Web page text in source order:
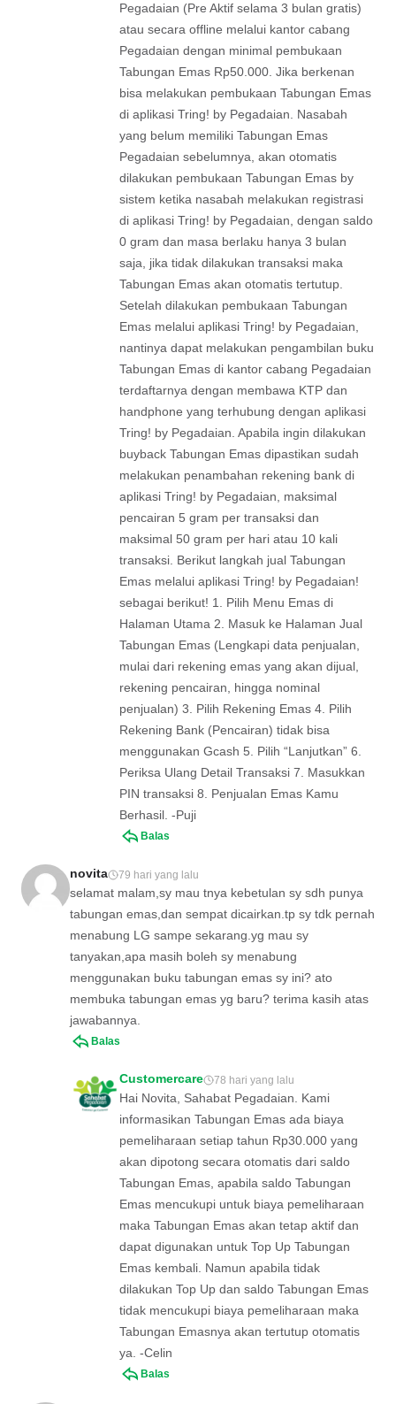
Pegadaian (Pre Aktif selama 3 bulan gratis)
atau secara offline melalui kantor cabang
Pegadaian dengan minimal pembukaan
Tabungan Emas Rp50.000. Jika berkenan
bisa melakukan pembukaan Tabungan Emas
di aplikasi Tring! by Pegadaian. Nasabah
yang belum memiliki Tabungan Emas
Pegadaian sebelumnya, akan otomatis
dilakukan pembukaan Tabungan Emas by
sistem ketika nasabah melakukan registrasi
di aplikasi Tring! by Pegadaian, dengan saldo
0 gram dan masa berlaku hanya 3 bulan
saja, jika tidak dilakukan transaksi maka
Tabungan Emas akan otomatis tertutup.
Setelah dilakukan pembukaan Tabungan
Emas melalui aplikasi Tring! by Pegadaian,
nantinya dapat melakukan pengambilan buku
Tabungan Emas di kantor cabang Pegadaian
terdaftarnya dengan membawa KTP dan
handphone yang terhubung dengan aplikasi
Tring! by Pegadaian. Apabila ingin dilakukan
buyback Tabungan Emas dipastikan sudah
melakukan penambahan rekening bank di
aplikasi Tring! by Pegadaian, maksimal
pencairan 5 gram per transaksi dan
maksimal 50 gram per hari atau 10 kali
transaksi. Berikut langkah jual Tabungan
Emas melalui aplikasi Tring! by Pegadaian!
sebagai berikut! 1. Pilih Menu Emas di
Halaman Utama 2. Masuk ke Halaman Jual
Tabungan Emas (Lengkapi data penjualan,
mulai dari rekening emas yang akan dijual,
rekening pencairan, hingga nominal
penjualan) 3. Pilih Rekening Emas 4. Pilih
Rekening Bank (Pencairan) tidak bisa
menggunakan Gcash 5. Pilih “Lanjutkan” 6.
Periksa Ulang Detail Transaksi 7. Masukkan
PIN transaksi 8. Penjualan Emas Kamu
Berhasil. -Puji
Balas
novita 79 hari yang lalu
selamat malam,sy mau tnya kebetulan sy sdh punya
tabungan emas,dan sempat dicairkan.tp sy tdk pernah
menabung LG sampe sekarang.yg mau sy
tanyakan,apa masih boleh sy menabung
menggunakan buku tabungan emas sy ini? ato
membuka tabungan emas yg baru? terima kasih atas
jawabannya.
Balas
Customercare 78 hari yang lalu
Hai Novita, Sahabat Pegadaian. Kami
informasikan Tabungan Emas ada biaya
pemeliharaan setiap tahun Rp30.000 yang
akan dipotong secara otomatis dari saldo
Tabungan Emas, apabila saldo Tabungan
Emas mencukupi untuk biaya pemeliharaan
maka Tabungan Emas akan tetap aktif dan
dapat digunakan untuk Top Up Tabungan
Emas kembali. Namun apabila tidak
dilakukan Top Up dan saldo Tabungan Emas
tidak mencukupi biaya pemeliharaan maka
Tabungan Emasnya akan tertutup otomatis
ya. -Celin
Balas